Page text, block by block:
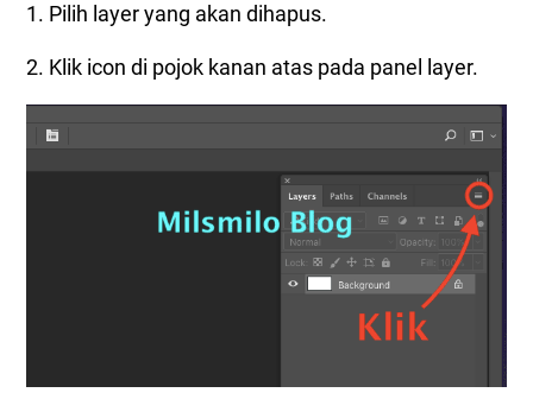
1. Pilih layer yang akan dihapus.
2. Klik icon di pojok kanan atas pada panel layer.